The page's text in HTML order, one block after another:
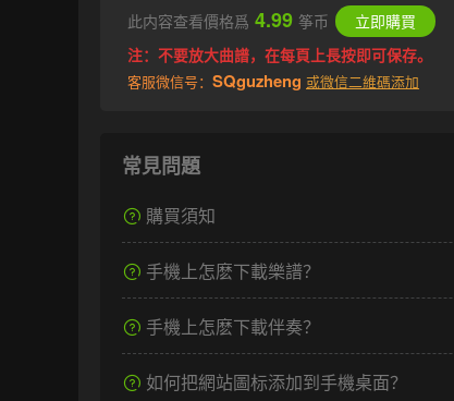
此内容查看價格爲 4.99 筝币 立即購買
注：不要放大曲譜，在每頁上長按即可保存。
客服微信号： SQguzheng 或微信二維碼添加
常見問題
購買須知
手機上怎麽下載樂譜？
手機上怎麽下載伴奏？
如何把網站圖标添加到手機桌面？